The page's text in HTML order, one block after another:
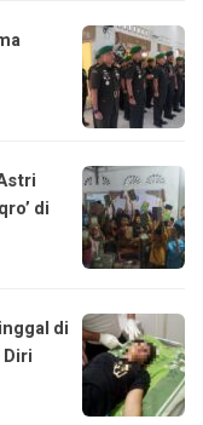
di
di